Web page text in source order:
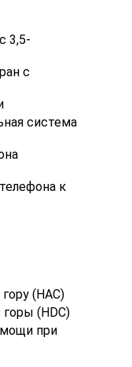
3,5-
с
система
к
(HAC)
(HDC)
при